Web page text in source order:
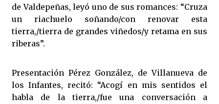
de Valdepeñas, leyó uno de sus romances: “Cruza
un riachuelo soñando/con renovar esta
tierra,/tierra de grandes viñedos/y retama en sus
riberas”.
Presentación Pérez González, de Villanueva de
los Infantes, recitó: “Acogí en mis sentidos el
habla de la tierra,/fue una conversación a